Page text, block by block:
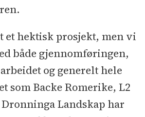
et hektisk prosjekt, men vi
både gjennomføringen,
og generelt hele
som Backe Romerike, L2
Landskap har